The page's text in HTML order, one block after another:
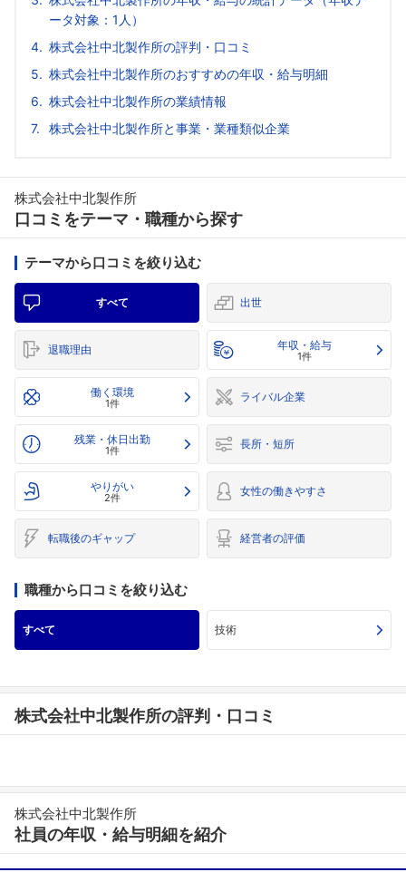
ータ対象：1人）
株式会社中北製作所の評判・口コミ
株式会社中北製作所のおすすめの年収・給与明細
株式会社中北製作所の業績情報
株式会社中北製作所と事業・業種類似企業
株式会社中北製作所
口コミをテーマ・職種から探す
テーマから口コミを絞り込む
すべて 出世
退職理由 年収・給与
1件
働く環境
1件 ライバル企業
残業・休日出勤
1件 長所・短所
やりがい
2件 女性の働きやすさ
転職後のギャップ 経営者の評価
職種から口コミを絞り込む
すべて 技術
株式会社中北製作所の評判・口コミ
株式会社中北製作所
社員の年収・給与明細を紹介